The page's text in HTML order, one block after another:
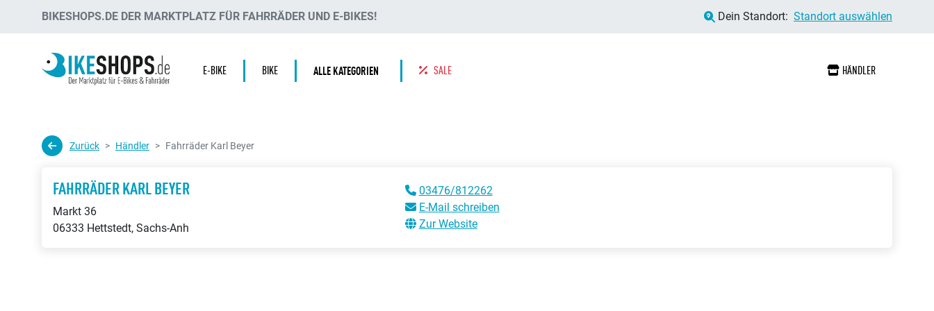
BIKESHOPS.DE DER MARKTPLATZ FÜR FAHRRÄDER UND E-BIKES! Dein Standort: Standort auswählen
E-BIKE BIKE ALLE KATEGORIEN SALE HÄNDLER
Zurück Händler Fahrräder Karl Beyer
FAHRRÄDER KARL BEYER
Markt 36
06333 Hettstedt, Sachs-Anh
03476/812262
E-Mail schreiben
Zur Website